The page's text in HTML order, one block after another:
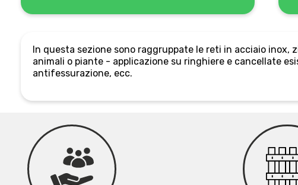
In questa sezione sono raggruppate le reti in acciaio
animali o piante - applicazione su ringhiere e cancellate
antifessurazione, ecc.